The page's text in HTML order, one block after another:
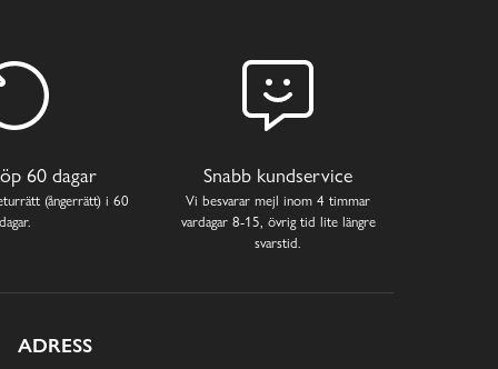
60 dagar
(ångerrätt) i 60
dagar.
Snabb kundservice
Vi besvarar mejl inom 4 timmar
vardagar 8-15, övrig tid lite längre
svarstid.
ADRESS